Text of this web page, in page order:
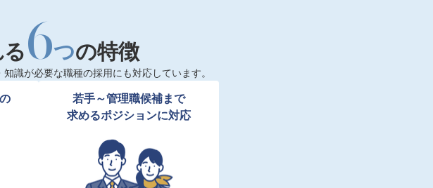
6つの特徴
識が必要な職種の採用にも対応しています。
若手～管理職候補まで
求めるポジションに対応